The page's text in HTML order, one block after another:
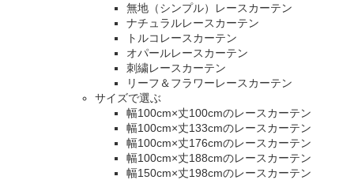
無地（シンプル）レースカーテン
ナチュラルレースカーテン
トルコレースカーテン
オパールレースカーテン
刺繍レースカーテン
リーフ＆フラワーレースカーテン
サイズで選ぶ
幅100cm×丈100cmのレースカーテン
幅100cm×丈133cmのレースカーテン
幅100cm×丈176cmのレースカーテン
幅100cm×丈188cmのレースカーテン
幅150cm×丈198cmのレースカーテン